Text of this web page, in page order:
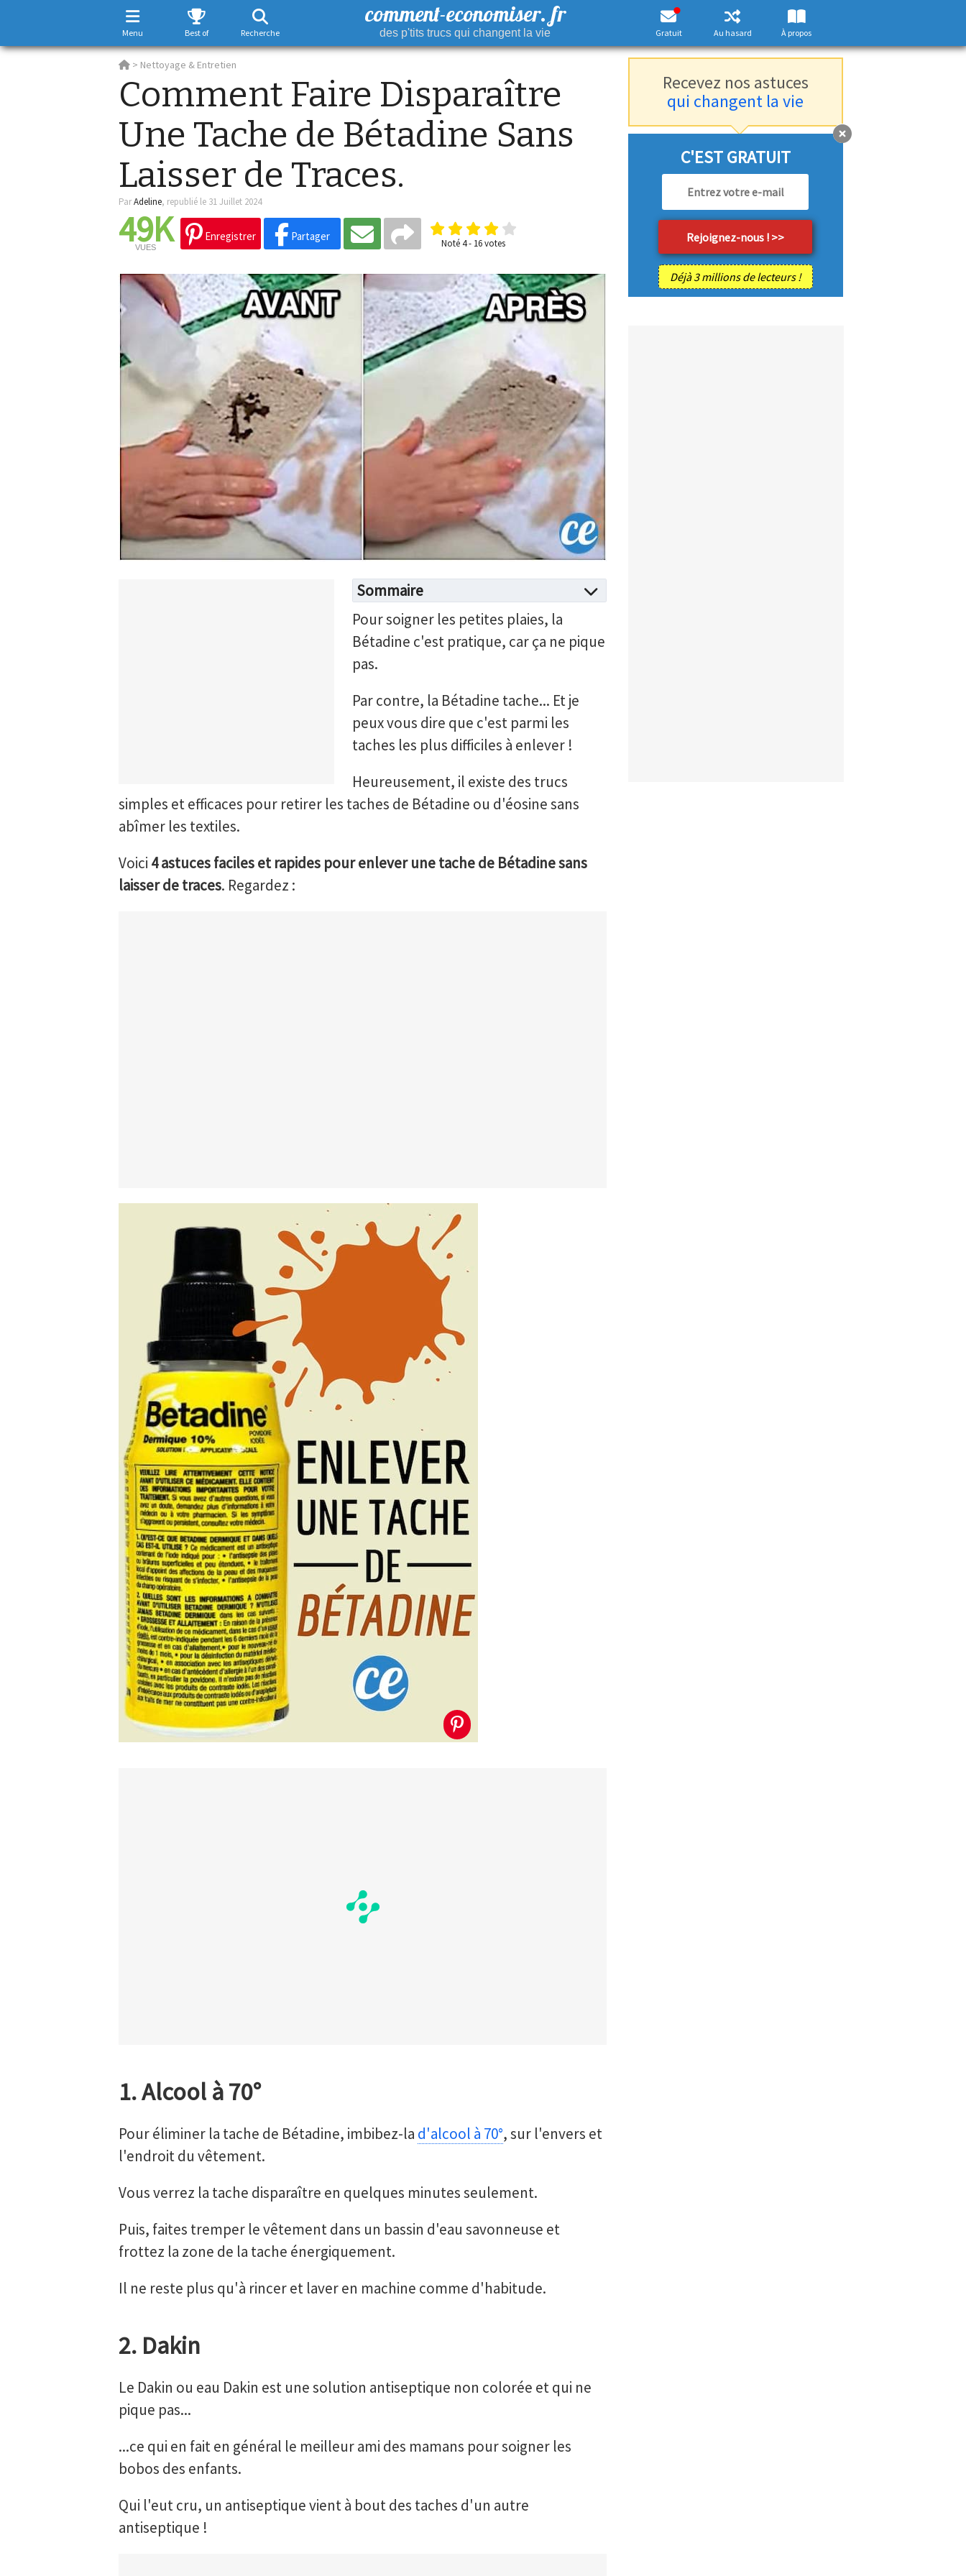
Menu Best of Recherche
comment-economiser. fr
des p'tits trucs qui changent la vie Gratuit Au hasard À propos
> Nettoyage & Entretien
Comment Faire Disparaître
Une Tache de Bétadine Sans
Laisser de Traces.
ParAdeline, republié le 31 Juillet 2024
49K
VUES
Enregistrer Partager
Noté4- 16 votes
Sommaire
Pour soigner les petites plaies, la
Bétadine c'est pratique, car ça ne pique
pas.
Par contre, la Bétadine tache... Et je
peux vous dire que c'est parmi les
taches les plus difficiles à enlever !
Heureusement, il existe des trucs
simples et efficaces pour retirer les taches de Bétadine ou d'éosine sans
abîmer les textiles.
Voici 4 astuces faciles et rapides pour enlever une tache de Bétadine sans
laisser de traces. Regardez :
1. Alcool à 70°
Pour éliminer la tache de Bétadine, imbibez-la d'alcool à 70°, sur l'envers et
l'endroit du vêtement.
Vous verrez la tache disparaître en quelques minutes seulement.
Puis, faites tremper le vêtement dans un bassin d'eau savonneuse et
frottez la zone de la tache énergiquement.
Il ne reste plus qu'à rincer et laver en machine comme d'habitude.
2. Dakin
Le Dakin ou eau Dakin est une solution antiseptique non colorée et qui ne
pique pas...
...ce qui en fait en général le meilleur ami des mamans pour soigner les
bobos des enfants.
Qui l'eut cru, un antiseptique vient à bout des taches d'un autre
antiseptique !
Recevez nos astuces
qui changent la vie
C'EST GRATUIT
Déjà 3 millions de lecteurs !